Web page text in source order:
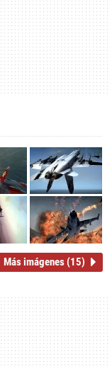
Más imágenes (15)